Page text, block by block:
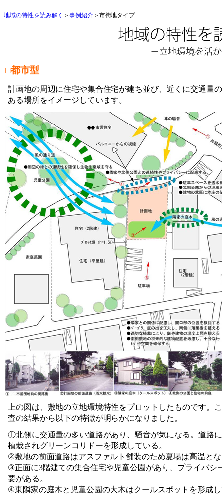
地域の特性を読み解く ＞ 事例紹介 ＞市街地タイプ
□都市型
計画地の周辺に住宅や集合住宅が建ち並び、近くに交通量
ある場所をイメージしています。
上の図は、敷地の立地環境特性をプロットしたものです。
査の結果から以下の特徴が明らかになりました。
①北側に交通量の多い道路があり、騒音が気になる。道路
植栽されグリーンコリドーを形成している。
②敷地の前面道路はアスファルト舗装のため夏場は高温と
③正面に3階建ての集合住宅や児童公園があり、プライバシ
要がある。
④東隣家の庭木と児童公園の大木はクールスポットを形成